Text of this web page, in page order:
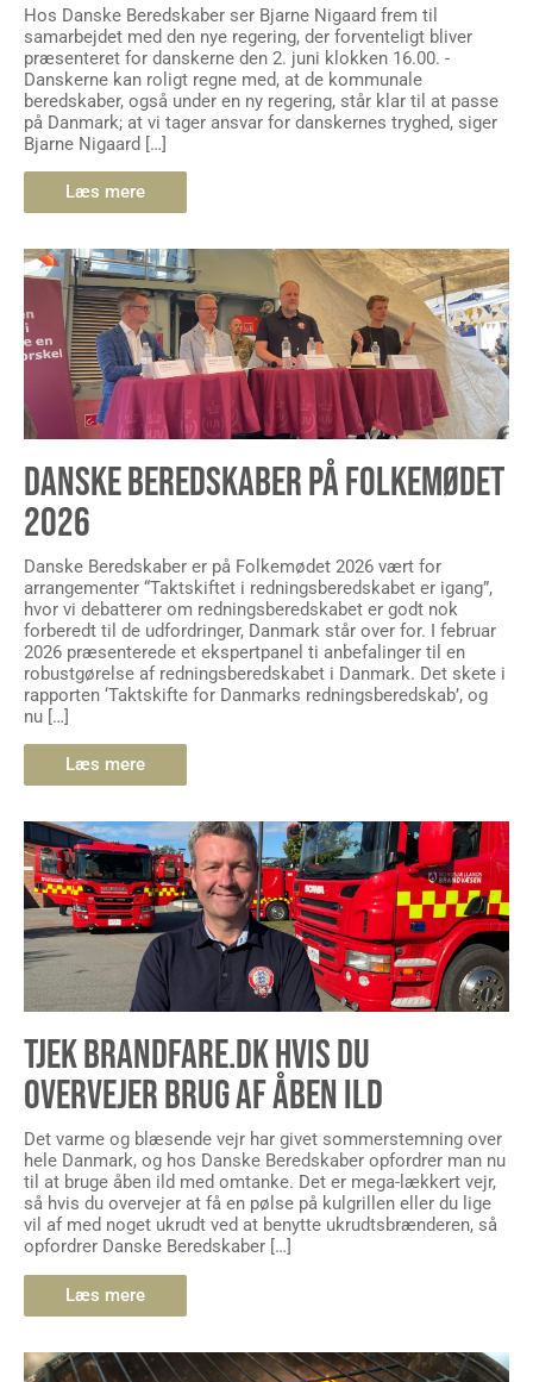
Hos Danske Beredskaber ser Bjarne Nigaard frem til
samarbejdet med den nye regering, der forventeligt bliver
præsenteret for danskerne den 2. juni klokken 16.00. -
Danskerne kan roligt regne med, at de kommunale
beredskaber, også under en ny regering, står klar til at passe
på Danmark; at vi tager ansvar for danskernes tryghed, siger
Bjarne Nigaard […]
Læs mere
DANSKE BEREDSKABER PÅ FOLKEMØDET
2026
Danske Beredskaber er på Folkemødet 2026 vært for
arrangementer “Taktskiftet i redningsberedskabet er igang”,
hvor vi debatterer om redningsberedskabet er godt nok
forberedt til de udfordringer, Danmark står over for. I februar
2026 præsenterede et ekspertpanel ti anbefalinger til en
robustgørelse af redningsberedskabet i Danmark. Det skete i
rapporten ‘Taktskifte for Danmarks redningsberedskab’, og
nu […]
Læs mere
TJEK BRANDFARE.DK HVIS DU
OVERVEJER BRUG AF ÅBEN ILD
Det varme og blæsende vejr har givet sommerstemning over
hele Danmark, og hos Danske Beredskaber opfordrer man nu
til at bruge åben ild med omtanke. Det er mega-lækkert vejr,
så hvis du overvejer at få en pølse på kulgrillen eller du lige
vil af med noget ukrudt ved at benytte ukrudtsbrænderen, så
opfordrer Danske Beredskaber […]
Læs mere